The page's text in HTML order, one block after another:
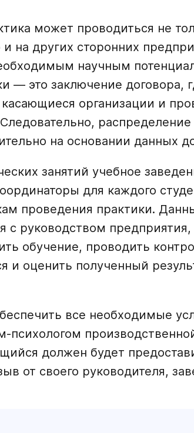
может проводиться не
и на других сторонних
научным
— это заключение договора,
организации и
распределение
на основании данных
занятий учебное
для каждого
проведения практики.
с руководством
обучение, проводить
и оценить полученный
все необходимые
психологом
должен будет
от своего руководителя,